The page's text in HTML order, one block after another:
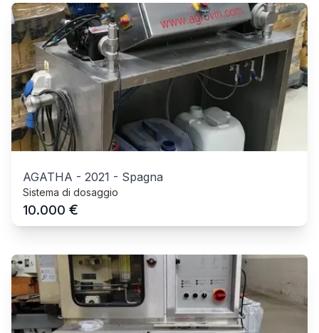
AGATHA - 2021 - Spagna
Sistema di dosaggio
10.000 €